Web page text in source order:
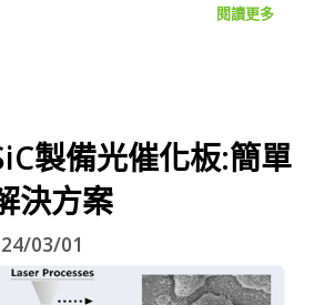
閱讀更多
製備光催化板:簡單
決方案
03/01